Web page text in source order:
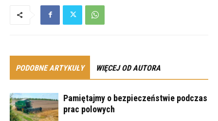
PODOBNE ARTYKUŁY WIĘCEJ OD AUTORA
Pamiętajmy o bezpieczeństwie podczas
prac polowych